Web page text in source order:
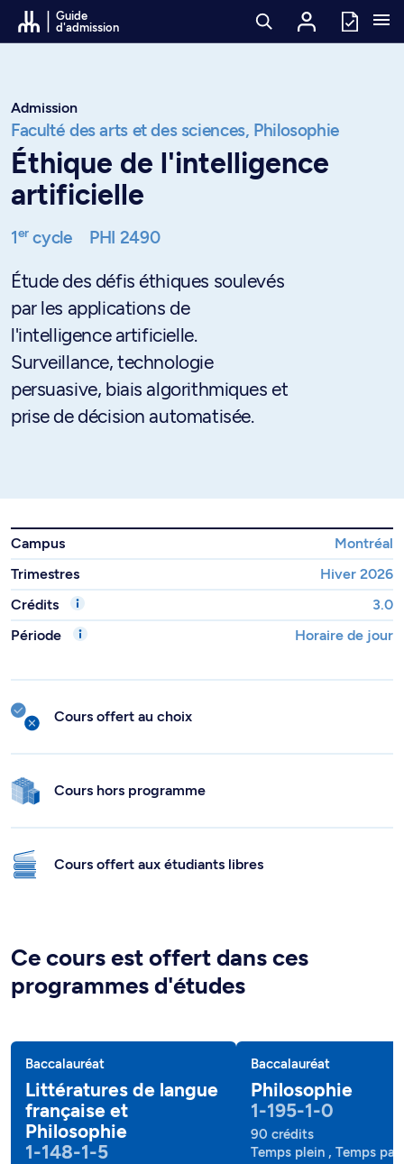
Passer au contenu
Guide
d'admission
Admission
Faculté des arts et des sciences, Philosophie
Éthique de l'intelligence
artificielle
1ercycle PHI 2490
Étude des défis éthiques soulevés
par les applications de
l'intelligence artificielle.
Surveillance, technologie
persuasive, biais algorithmiques et
prise de décision automatisée.
Campus
Montréal
Trimestres
Hiver 2026
Crédits
3.0
Période
Horaire de jour
Cours offert au choix
Cours hors programme
Cours offert aux étudiants libres
Ce cours est offert dans ces
programmes d'études
Baccalauréat
Littératures de langue
française et
Philosophie
1-148-1-5
Baccalauréat
Philosophie
1-195-1-0
90 crédits
Temps plein , Temps